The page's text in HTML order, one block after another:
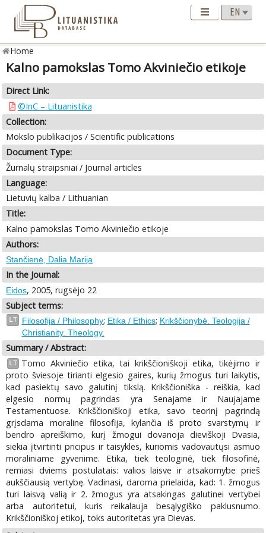
Home
Kalno pamokslas Tomo Akviniečio etikoje
Direct Link:
©InC – Lituanistika
Collection:
Mokslo publikacijos / Scientific publications
Document Type:
Žurnalų straipsniai / Journal articles
Language:
Lietuvių kalba / Lithuanian
Title:
Kalno pamokslas Tomo Akviniečio etikoje
Authors:
Stančienė, Dalia Marija
In the Journal:
Eidos, 2005, rugsėjo 22
Subject terms:
LT Filosofija / Philosophy; Etika / Ethics; Krikščionybė. Teologija /
Christianity. Theology.
Summary / Abstract:
LT
Tomo Akviniečio etika, tai krikščioniškoji etika, tikėjimo ir
proto šviesoje tirianti elgesio gaires, kurių žmogus turi laikytis,
kad pasiektų savo galutinį tikslą. Krikščioniška - reiškia, kad
elgesio normų pagrindas yra Senajame ir Naujajame
Testamentuose. Krikščioniškoji etika, savo teorinį pagrindą
grįsdama moraline filosofija, kylančia iš proto svarstymų ir
bendro apreiškimo, kurį žmogui dovanoja dieviškoji Dvasia,
siekia įtvirtinti pricipus ir taisykles, kuriomis vadovautųsi asmuo
moraliniame gyvenime. Etika, tiek teologinė, tiek filosofinė,
remiasi dviems postulatais: valios laisve ir atsakomybe prieš
aukščiausią vertybę. Vadinasi, daroma prielaida, kad: 1. žmogus
turi laisvą valią ir 2. žmogus yra atsakingas galutinei vertybei
arba autoritetui, kuris reikalauja besąlygiško paklusnumo.
Krikščioniškoj etikoj, toks autoritetas yra Dievas.